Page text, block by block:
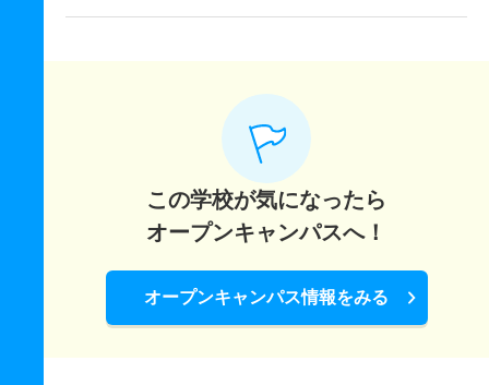
この学校が気になったら
オープンキャンパスへ！
オープンキャンパス情報をみる